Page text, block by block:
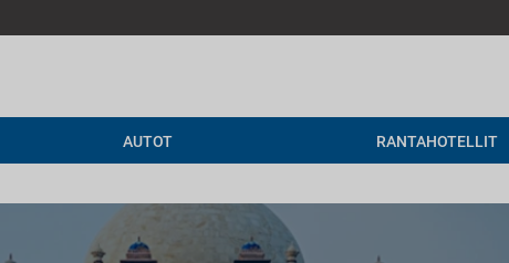
AUTOT RANTAHOTELLIT